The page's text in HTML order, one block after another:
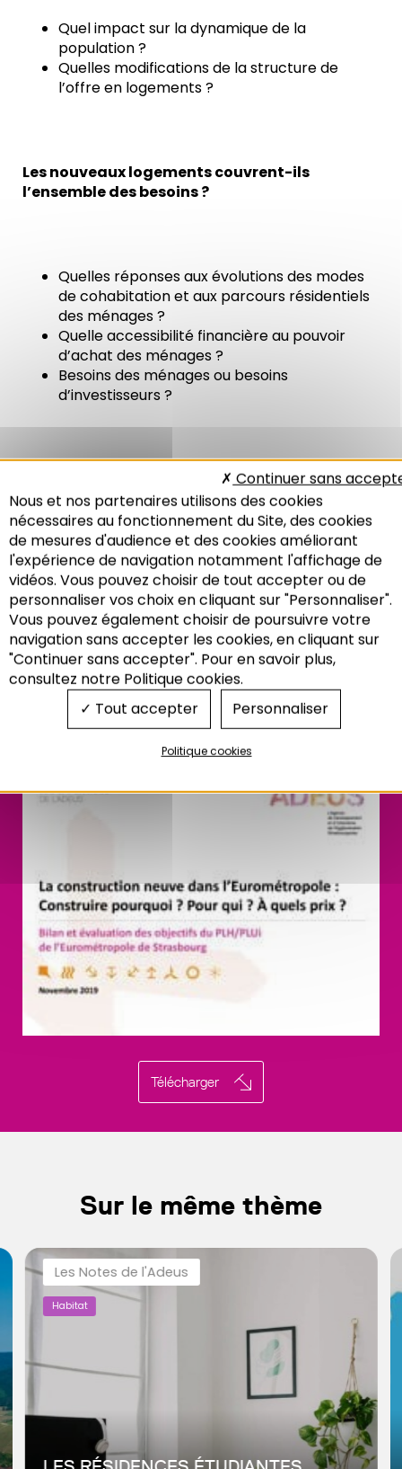
Recherche
Quel impact sur la dynamique de la
population ?
Quelles modifications de la structure de
l’offre en logements ?
Les nouveaux logements couvrent-ils
l’ensemble des besoins ?
Quelles réponses aux évolutions des modes
de cohabitation et aux parcours résidentiels
des ménages ?
Quelle accessibilité financière au pouvoir
d’achat des ménages ?
Besoins des ménages ou besoins
d’investisseurs ?
PLUI
EUROMÉTROPOLE DE STRASBOURG
LA CONSTRUCTION
NEUVE : POURQUOI
? POUR QUI ? À
QUELS PRIX ?
Télécharger
Sur le même thème
Les Notes de l'Adeus
Habitat
Nous et nos partenaires utilisons des cookies
nécessaires au fonctionnement du Site, des cookies
de mesures d'audience et des cookies améliorant
l'expérience de navigation notamment l'affichage de
vidéos. Vous pouvez choisir de tout accepter ou de
personnaliser vos choix en cliquant sur "Personnaliser".
Vous pouvez également choisir de poursuivre votre
navigation sans accepter les cookies, en cliquant sur
"Continuer sans accepter". Pour en savoir plus,
consultez notre Politique cookies.
Tout accepter
Continuer sans
Personnaliser
Politique cookies